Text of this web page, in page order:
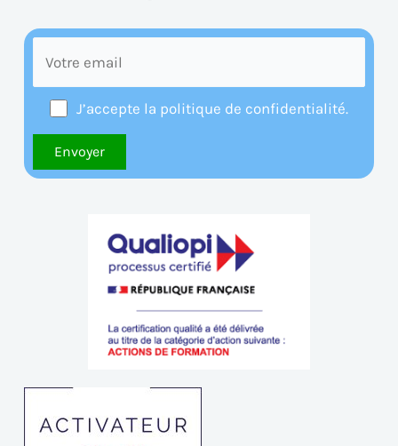
J’accepte la politique de confidentialité.